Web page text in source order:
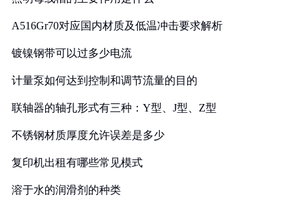
A516Gr70对应国内材质及低温冲击要求解析
镀镍钢带可以过多少电流
计量泵如何达到控制和调节流量的目的
联轴器的轴孔形式有三种：Y型、J型、Z型
不锈钢材质厚度允许误差是多少
复印机出租有哪些常见模式
溶于水的润滑剂的种类